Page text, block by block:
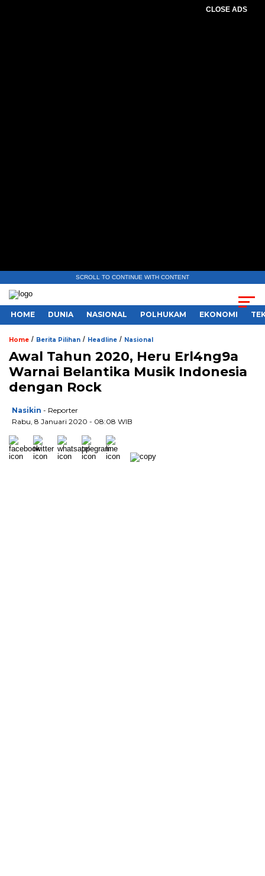
CLOSE ADS
SCROLL TO CONTINUE WITH CONTENT
HOME DUNIA NASIONAL POLHUKAM EKONOMI
Home / Berita Pilihan / Headline / Nasional
Awal Tahun 2020, Heru Erl4ng9a
Warnai Belantika Musik Indonesia
dengan Rock
Nasikin - Reporter
Rabu, 8 Januari 2020 - 08:08 WIB